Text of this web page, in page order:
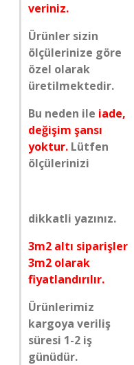
veriniz.
Ürünler sizin
ölçülerinize göre
özel olarak
üretilmektedir.
Bu neden ile iade,
değişim şansı
yoktur. Lütfen
ölçülerinizi
dikkatli yazınız.
3m2 altı siparişler
3m2 olarak
fiyatlandırılır.
Ürünlerimiz
kargoya veriliş
süresi 1-2 iş
günüdür.